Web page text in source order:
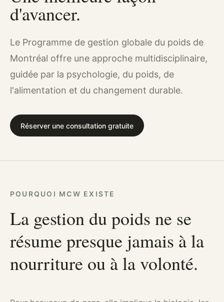
d'avancer.
Le Programme de gestion globale du poids de
Montréal offre une approche multidisciplinaire,
guidée par la psychologie, du poids, de
l'alimentation et du changement durable.
Réserver une consultation gratuite
POURQUOI MCW EXISTE
La gestion du poids ne se
résume presque jamais à la
nourriture ou à la volonté.